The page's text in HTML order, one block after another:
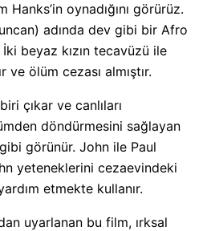
Hanks’in oynadığını görürüz.
adında dev gibi bir Afro
beyaz kızın tecavüzü ile
ve ölüm cezası almıştır.
çıkar ve canlıları
döndürmesini sağlayan
görünür. John ile Paul
yeteneklerini cezaevindeki
etmekte kullanır.
uyarlanan bu film, ırksal